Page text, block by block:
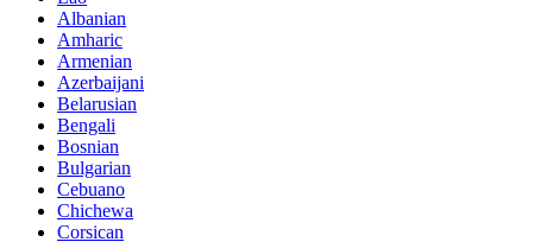
Albanian
Amharic
Armenian
Azerbaijani
Belarusian
Bengali
Bosnian
Bulgarian
Cebuano
Chichewa
Corsican